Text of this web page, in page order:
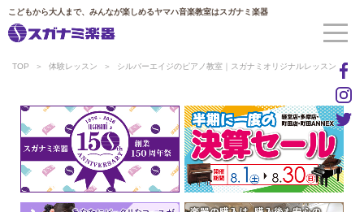
こどもから大人まで、みんなが楽しめるヤマハ音楽教室はスガナミ楽器
TOP 体験レッスン シルバーエイジのピアノ教室｜スガナミオリジナルレッスン